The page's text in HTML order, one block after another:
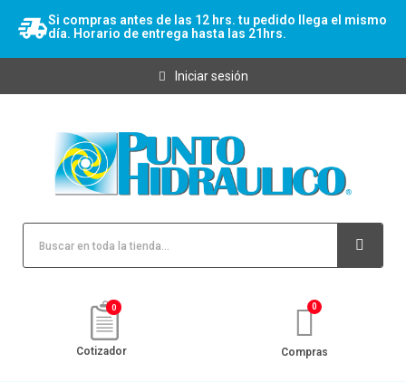
Si compras antes de las 12 hrs. tu pedido llega el mismo
día. Horario de entrega hasta las 21hrs.
Iniciar sesión
0
Cotizador Compras